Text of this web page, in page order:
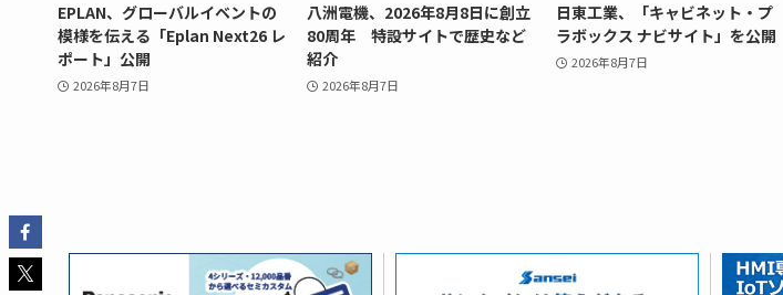
EPLAN、グローバルイベントの
模様を伝える「Eplan Next26 レ
ポート」公開
2026年8月7日
八洲電機、2026年8月8日に創立
80周年 特設サイトで歴史など
紹介
2026年8月7日
日東工業、「キャビネット・プ
ラボックス ナビサイト」を公開
2026年8月7日